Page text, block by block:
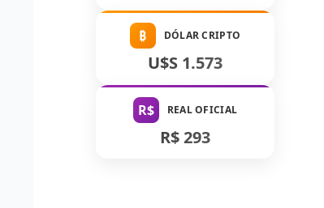
₿ DÓLAR CRIPTO
U$S 1.573
R$ REAL OFICIAL
R$ 293